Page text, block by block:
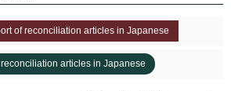
門 台北 衡陽路 ソウル 南大門
of reconciliation articles in Japanese
articles in Japanese